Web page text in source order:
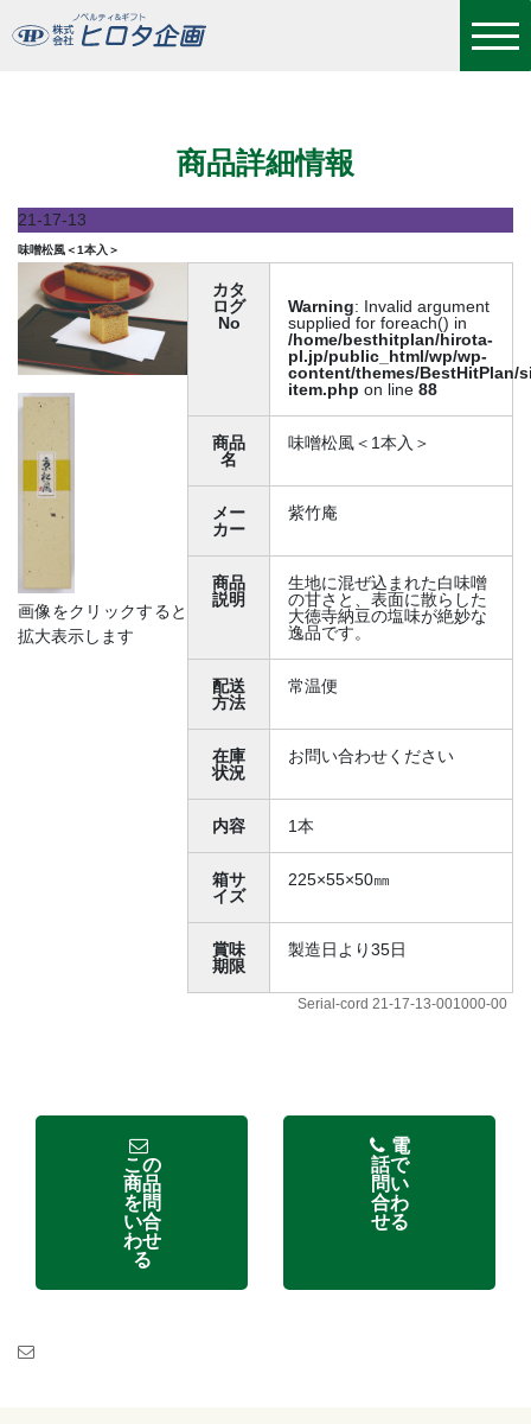
商品詳細情報
21-17-13
味噌松風＜1本入＞
画像をクリックすると
拡大表示します
カタ
ログ
No
Warning: Invalid argument
supplied for foreach() in
/home/besthitplan/hirota-
pl.jp/public_html/wp/wp-
content/themes/BestHitPlan/
item.php on line88
商品
名
味噌松風＜1本入＞
メー
カー
紫竹庵
商品
説明
生地に混ぜ込まれた白味噌
の甘さと、表面に散らした
大徳寺納豆の塩味が絶妙な
逸品です。
配送
方法
常温便
在庫
状況
お問い合わせください
内容 1本
箱サ
イズ
225×55×50㎜
賞味
期限
製造日より35日
Serial-cord 21-17-13-001000-00
この
商品
を問
い合
わせ
る
電
話で
問い
合わ
せる